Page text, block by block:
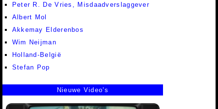
Peter R. De Vries, Misdaadverslaggever
Albert Mol
Akkemay Elderenbos
Wim Neijman
Holland-België
Stefan Pop
Nieuwe Video's